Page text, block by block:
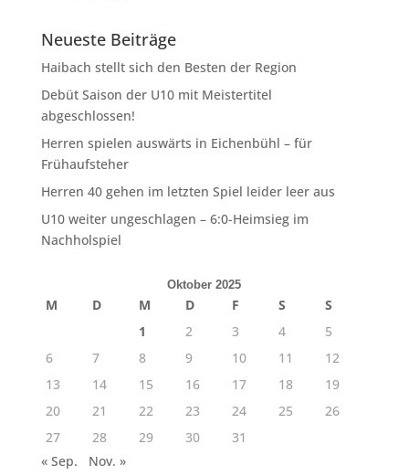
Neueste Beiträge
Haibach stellt sich den Besten der Region
Debüt Saison der U10 mit Meistertitel
abgeschlossen!
Herren spielen auswärts in Eichenbühl – für
Frühaufsteher
Herren 40 gehen im letzten Spiel leider leer aus
U10 weiter ungeschlagen – 6:0-Heimsieg im
Nachholspiel
Oktober 2025
M D M D F S
S
1
2 3 4
5
6
7 8 9 10 11
12
13
14 15 16 17 18
19
20
21 22 23 24 25
26
27
28 29 30
31
« Sep.
Nov. »